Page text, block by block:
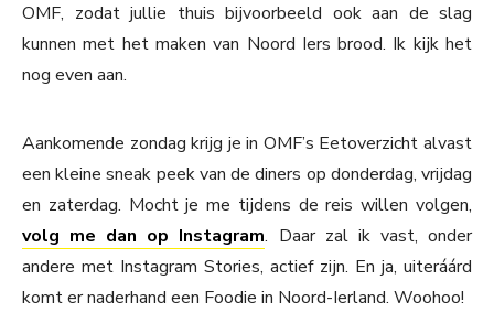
OMF, zodat jullie thuis bijvoorbeeld ook aan de slag
kunnen met het maken van Noord Iers brood. Ik kijk het
nog even aan.
Aankomende zondag krijg je in OMF’s Eetoverzicht alvast
een kleine sneak peek van de diners op donderdag, vrijdag
en zaterdag. Mocht je me tijdens de reis willen volgen,
volg me dan op Instagram. Daar zal ik vast, onder
andere met Instagram Stories, actief zijn. En ja, uiteráárd
komt er naderhand een Foodie in Noord-Ierland. Woohoo!